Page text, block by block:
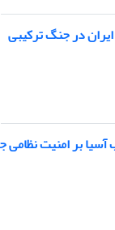
در جنگ ترکیبی
بر امنیت نظامی